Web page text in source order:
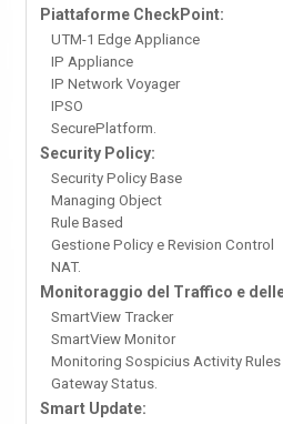
Piattaforme CheckPoint:
UTM-1 Edge Appliance
IP Appliance
IP Network Voyager
IPSO
SecurePlatform.
Security Policy:
Security Policy Base
Managing Object
Rule Based
Gestione Policy e Revision Control
NAT.
Monitoraggio del Traffico e
SmartView Tracker
SmartView Monitor
Monitoring Sospicius Activity Rules
Gateway Status.
Smart Update: